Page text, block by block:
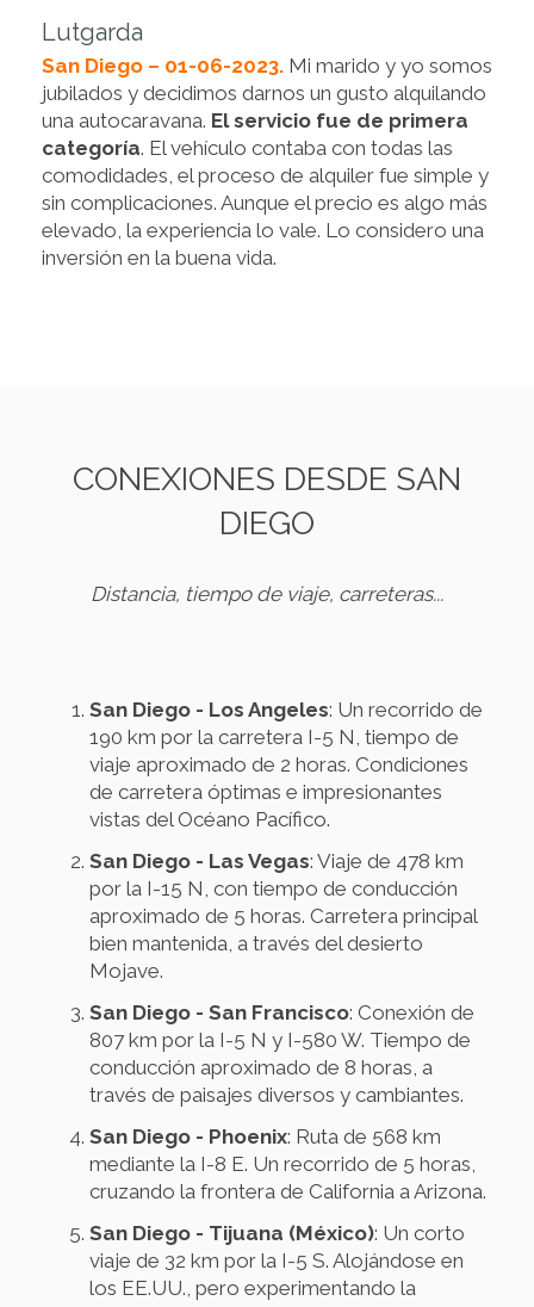
Lutgarda
San Diego – 01-06-2023. Mi marido y yo somos
jubilados y decidimos darnos un gusto alquilando
una autocaravana. El servicio fue de primera
categoría. El vehículo contaba con todas las
comodidades, el proceso de alquiler fue simple y
sin complicaciones. Aunque el precio es algo más
elevado, la experiencia lo vale. Lo considero una
inversión en la buena vida.
CONEXIONES DESDE SAN
DIEGO
Distancia, tiempo de viaje, carreteras...
San Diego - Los Angeles: Un recorrido de
190 km por la carretera I-5 N, tiempo de
viaje aproximado de 2 horas. Condiciones
de carretera óptimas e impresionantes
vistas del Océano Pacífico.
San Diego - Las Vegas: Viaje de 478 km
por la I-15 N, con tiempo de conducción
aproximado de 5 horas. Carretera principal
bien mantenida, a través del desierto
Mojave.
San Diego - San Francisco: Conexión de
807 km por la I-5 N y I-580 W. Tiempo de
conducción aproximado de 8 horas, a
través de paisajes diversos y cambiantes.
San Diego - Phoenix: Ruta de 568 km
mediante la I-8 E. Un recorrido de 5 horas,
cruzando la frontera de California a Arizona.
San Diego - Tijuana (México): Un corto
viaje de 32 km por la I-5 S. Alojándose en
los EE.UU., pero experimentando la